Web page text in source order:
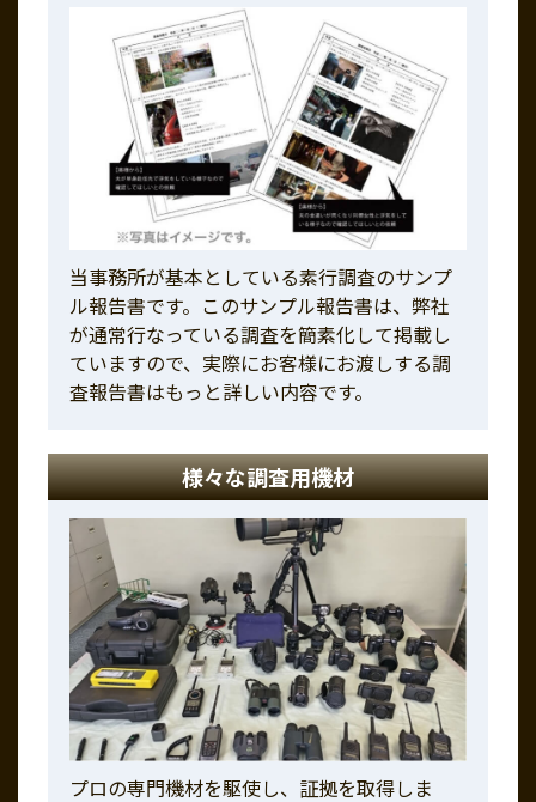
当事務所が基本としている素行調査のサンプ
ル報告書です。このサンプル報告書は、弊社
が通常行なっている調査を簡素化して掲載し
ていますので、実際にお客様にお渡しする調
査報告書はもっと詳しい内容です。
様々な調査用機材
プロの専門機材を駆使し、証拠を取得しま